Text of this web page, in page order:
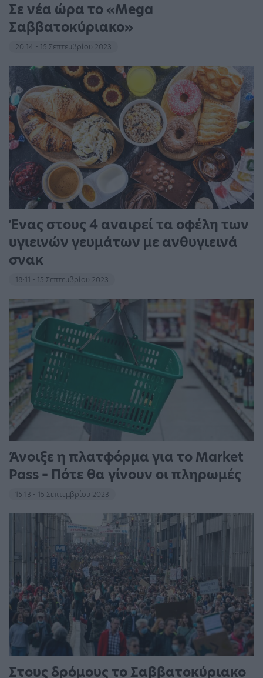
Σε νέα ώρα το «Mega
Σαββατοκύριακο»
20:14 - 15 Σεπτεμβρίου 2023
Ένας στους 4 αναιρεί τα οφέλη των
υγιεινών γευμάτων με ανθυγιεινά
σνακ
18:11 - 15 Σεπτεμβρίου 2023
Άνοιξε η πλατφόρμα για το Market
Pass – Πότε θα γίνουν οι πληρωμές
15:13 - 15 Σεπτεμβρίου 2023
Στους δρόμους το Σαββατοκύριακο